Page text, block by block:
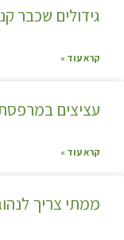
גידולים שכבר
קרא עוד »
עציצים
קרא עוד »
ממתי צריך